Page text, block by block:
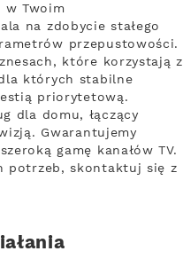
Twoim
na zdobycie stałego
przepustowości.
które korzystają z
których stabilne
priorytetową.
dla domu, łączący
Gwarantujemy
gamę kanałów TV.
potrzeb, skontaktuj się z